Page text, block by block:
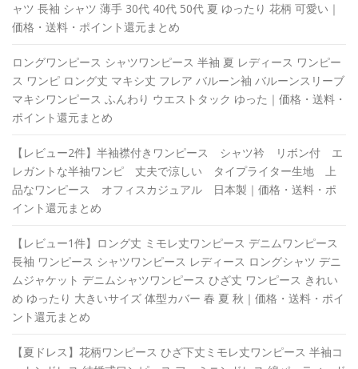
ャツ 長袖 シャツ 薄手 30代 40代 50代 夏 ゆったり 花柄 可愛い｜
価格・送料・ポイント還元まとめ
ロングワンピース シャツワンピース 半袖 夏 レディース ワンピー
ス ワンピ ロング丈 マキシ丈 フレア バルーン袖 バルーンスリーブ
マキシワンピース ふんわり ウエストタック ゆった｜価格・送料・
ポイント還元まとめ
【レビュー2件】半袖襟付きワンピース シャツ衿 リボン付 エ
レガントな半袖ワンピ 丈夫で涼しい タイプライター生地 上
品なワンピース オフィスカジュアル 日本製｜価格・送料・ポ
イント還元まとめ
【レビュー1件】ロング丈 ミモレ丈ワンピース デニムワンピース
長袖 ワンピース シャツワンピース レディース ロングシャツ デニ
ムジャケット デニムシャツワンピース ひざ丈 ワンピース きれい
め ゆったり 大きいサイズ 体型カバー 春 夏 秋｜価格・送料・ポイ
ント還元まとめ
【夏ドレス】花柄ワンピース ひざ下丈ミモレ丈ワンピース 半袖コ